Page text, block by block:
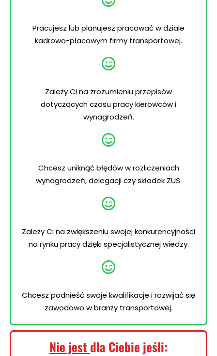
Pracujesz lub planujesz pracować w dziale
kadrowo-płacowym firmy transportowej.
Zależy Ci na zrozumieniu przepisów
dotyczących czasu pracy kierowców i
wynagrodzeń.
Chcesz uniknąć błędów w rozliczeniach
wynagrodzeń, delegacji czy składek ZUS.
Zależy Ci na zwiększeniu swojej konkurencyjności
na rynku pracy dzięki specjalistycznej wiedzy.
Chcesz podnieść swoje kwalifikacje i rozwijać się
zawodowo w branży transportowej.
Nie jestdla Ciebie jeśli: